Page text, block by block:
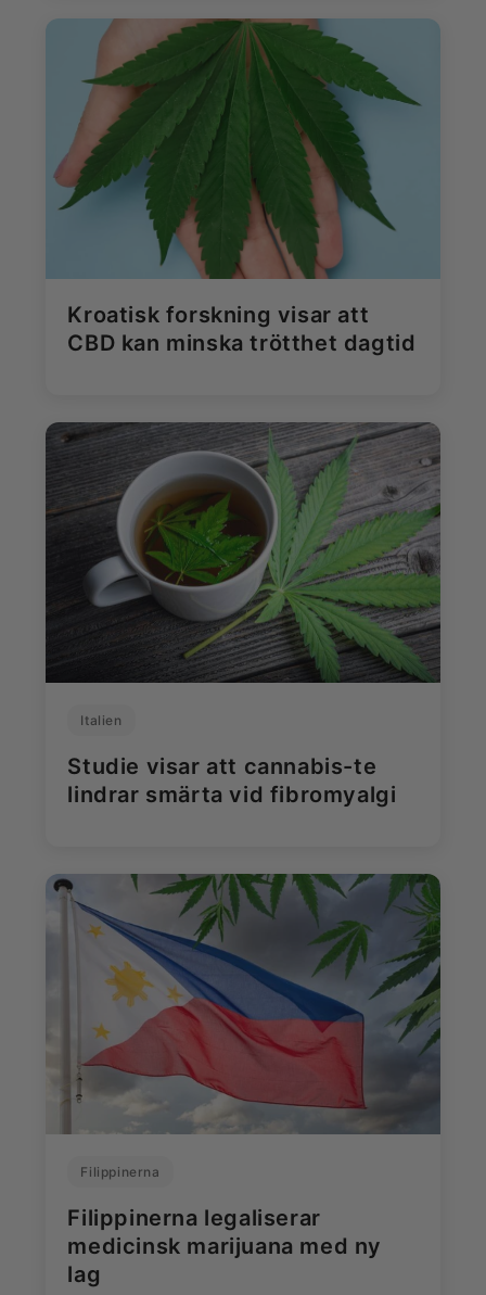
Kroatisk forskning visar att
CBD kan minska trötthet dagtid
Italien
Studie visar att cannabis-te
lindrar smärta vid fibromyalgi
Filippinerna
Filippinerna legaliserar
medicinsk marijuana med ny
lag